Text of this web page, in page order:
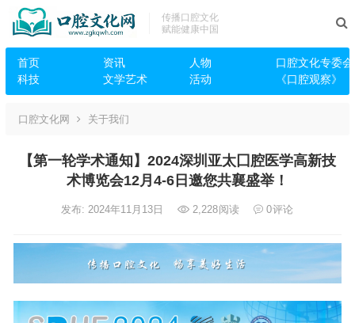
传播口腔文化
赋能健康中国
首页 资讯 人物
口腔文化专委会
科技
文学艺术 活动 《口腔观察》
口腔文化网 关于我们
【第一轮学术通知】2024深圳亚太囗腔医学高新技
术博览会12月4-6日邀您共襄盛举！
发布: 2024年11月13日 2,228阅读 0评论